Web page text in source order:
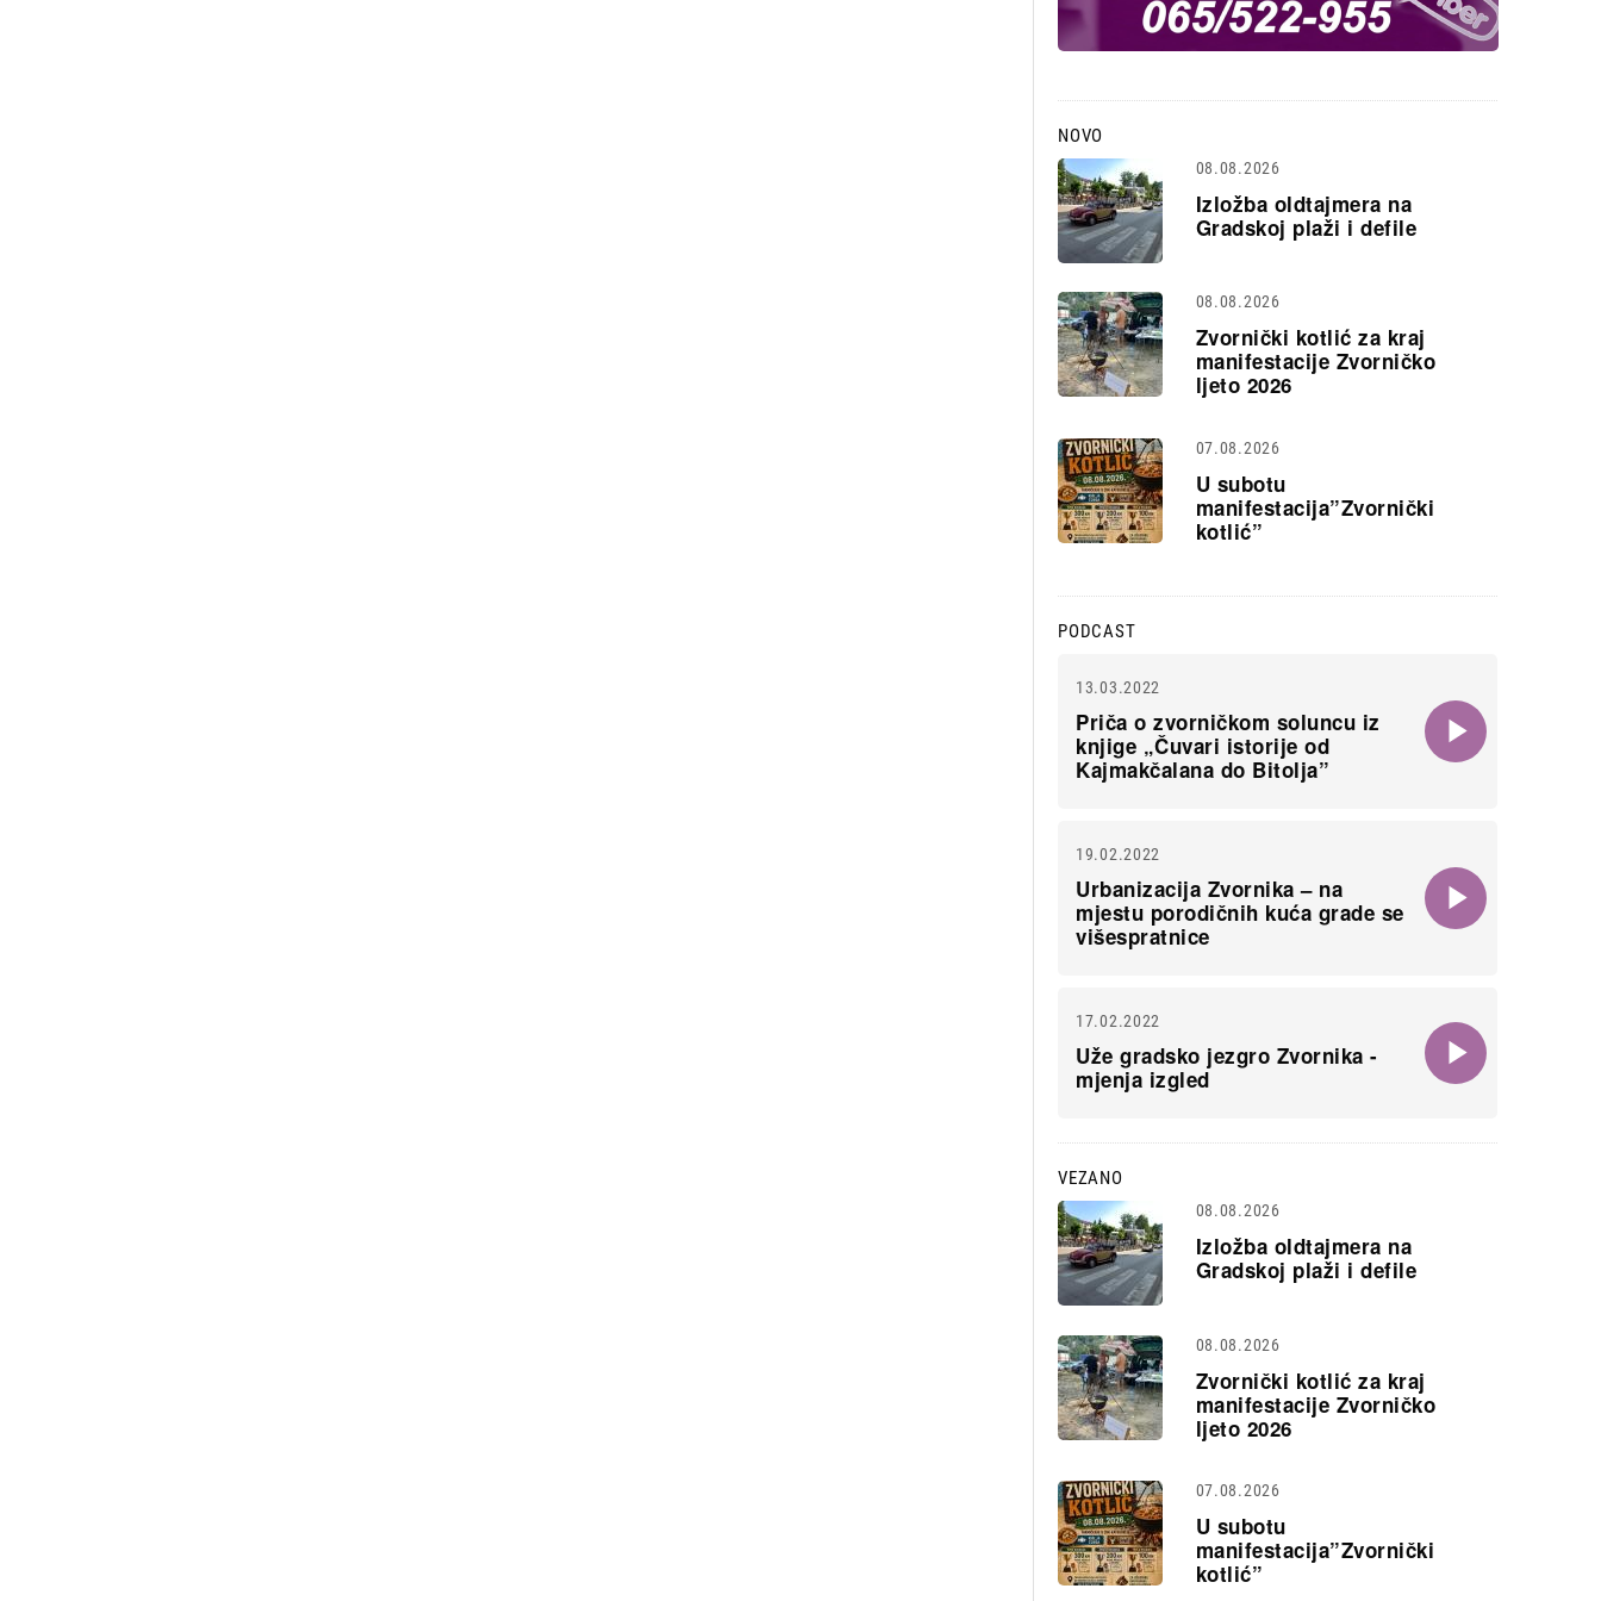
NOVO
08.08.2026
Izložba oldtajmera na
Gradskoj plaži i defile
08.08.2026
Zvornički kotlić za kraj
manifestacije Zvorničko
ljeto 2026
07.08.2026
U subotu
manifestacija”Zvornički
kotlić”
PODCAST
13.03.2022
Priča o zvorničkom soluncu iz
knjige „Čuvari istorije od
Kajmakčalana do Bitolja”
19.02.2022
Urbanizacija Zvornika – na
mjestu porodičnih kuća grade se
višespratnice
17.02.2022
Uže gradsko jezgro Zvornika -
mjenja izgled
VEZANO
08.08.2026
Izložba oldtajmera na
Gradskoj plaži i defile
08.08.2026
Zvornički kotlić za kraj
manifestacije Zvorničko
ljeto 2026
07.08.2026
U subotu
manifestacija”Zvornički
kotlić”